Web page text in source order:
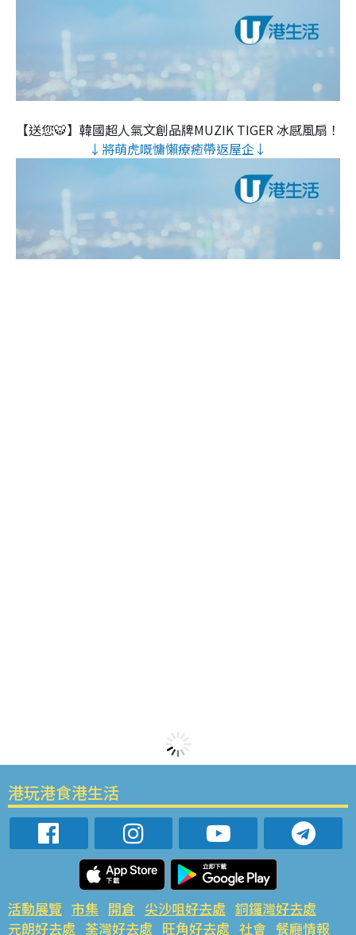
【送您🐯】韓國超人氣文創品牌MUZIK TIGER 冰感風扇！
↓將萌虎嘅慵懶療癒帶返屋企↓
港玩港食港生活
活動展覽 市集 開倉 尖沙咀好去處 銅鑼灣好去處
元朗好去處 荃灣好去處 旺角好去處 社會 餐廳情報